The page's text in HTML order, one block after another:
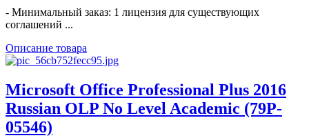
- Минимальный заказ: 1 лицензия для существующих
соглашений ...
Описание товара
Microsoft Office Professional Plus 2016
Russian OLP No Level Academic (79P-
05546)